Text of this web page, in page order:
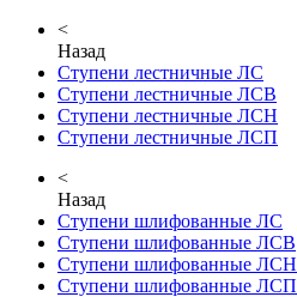
<
Назад
Ступени лестничные ЛС
Ступени лестничные ЛСВ
Ступени лестничные ЛСН
Ступени лестничные ЛСП
<
Назад
Ступени шлифованные ЛС
Ступени шлифованные ЛСВ
Ступени шлифованные ЛСН
Ступени шлифованные ЛСП